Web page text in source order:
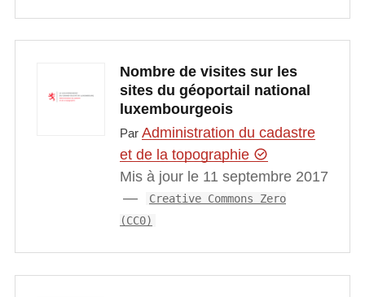
Nombre de visites sur les
sites du géoportail national
luxembourgeois
Par Administration du cadastre
et de la topographie
Mis à jour le 11 septembre 2017
Creative Commons Zero
(CC0)